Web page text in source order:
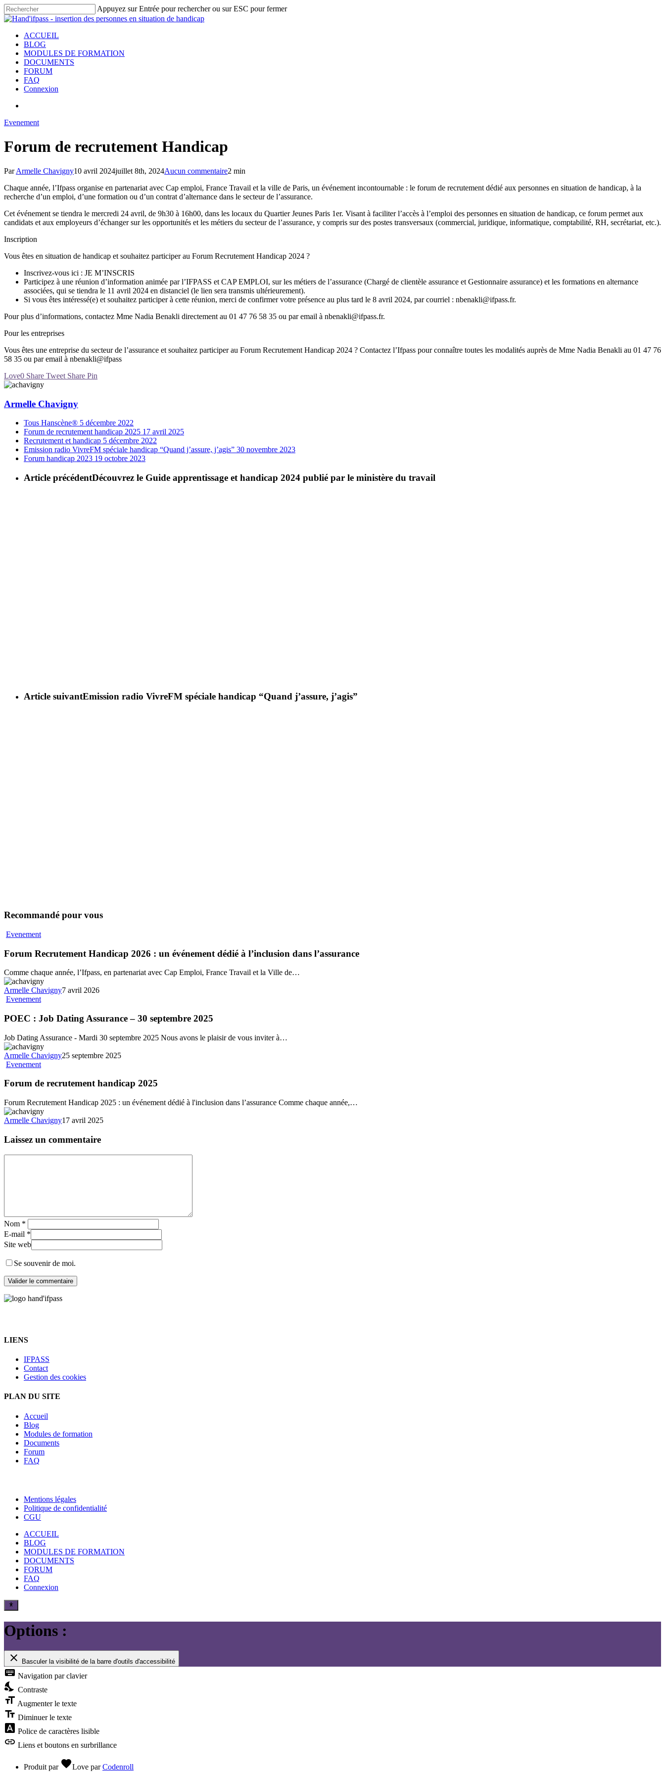
Skip
to
content
Appuyez sur Entrée pour rechercher ou sur ESC pour fermer
Fermer
rechercher
Menu
ACCUEIL
BLOG
MODULES DE FORMATION
DOCUMENTS
FORUM
FAQ
Connexion
Evenement
Forum de recrutement Handicap
Par Armelle Chavigny10 avril 2024juillet 8th, 2024Aucun commentaire2 min
Chaque année, l’Ifpass organise en partenariat avec Cap emploi, France Travail et la ville de Paris, un événement incontournable : le forum de recrutement dédié aux personnes en situation de handicap, à la
recherche d’un emploi, d’une formation ou d’un contrat d’alternance dans le secteur de l’assurance.
Cet événement se tiendra le mercredi 24 avril, de 9h30 à 16h00, dans les locaux du Quartier Jeunes Paris 1er. Visant à faciliter l’accès à l’emploi des personnes en situation de handicap, ce forum permet aux
candidats et aux employeurs d’échanger sur les opportunités et les métiers du secteur de l’assurance, y compris sur des postes transversaux (commercial, juridique, informatique, comptabilité, RH, secrétariat, etc.).
Inscription
Vous êtes en situation de handicap et souhaitez participer au Forum Recrutement Handicap 2024 ?
Inscrivez-vous ici : JE M’INSCRIS
Participez à une réunion d’information animée par l’IFPASS et CAP EMPLOI, sur les métiers de l’assurance (Chargé de clientèle assurance et Gestionnaire assurance) et les formations en alternance
associées, qui se tiendra le 11 avril 2024 en distanciel (le lien sera transmis ultérieurement).
Si vous êtes intéressé(e) et souhaitez participer à cette réunion, merci de confirmer votre présence au plus tard le 8 avril 2024, par courriel : nbenakli@ifpass.fr.
Pour plus d’informations, contactez Mme Nadia Benakli directement au 01 47 76 58 35 ou par email à nbenakli@ifpass.fr.
Pour les entreprises
Vous êtes une entreprise du secteur de l’assurance et souhaitez participer au Forum Recrutement Handicap 2024 ? Contactez l’Ifpass pour connaître toutes les modalités auprès de Mme Nadia Benakli au 01 47 76
58 35 ou par email à nbenakli@ifpass
Love0 Share Tweet Share Pin
Armelle Chavigny
Tous Hanscène® 5 décembre 2022
Forum de recrutement handicap 2025 17 avril 2025
Recrutement et handicap 5 décembre 2022
Emission radio VivreFM spéciale handicap “Quand j’assure, j’agis” 30 novembre 2023
Forum handicap 2023 19 octobre 2023
Article précédentDécouvrez le Guide apprentissage et handicap 2024 publié par le ministère du travail
Article suivantEmission radio VivreFM spéciale handicap “Quand j’assure, j’agis”
Recommandé pour vous
Evenement
Forum Recrutement Handicap 2026 : un événement dédié à l’inclusion dans l’assurance
Comme chaque année, l’Ifpass, en partenariat avec Cap Emploi, France Travail et la Ville de…
Armelle Chavigny7 avril 2026
Evenement
POEC : Job Dating Assurance – 30 septembre 2025
Job Dating Assurance - Mardi 30 septembre 2025 Nous avons le plaisir de vous inviter à…
Armelle Chavigny25 septembre 2025
Evenement
Forum de recrutement handicap 2025
Forum Recrutement Handicap 2025 : un événement dédié à l'inclusion dans l’assurance Comme chaque année,…
Armelle Chavigny17 avril 2025
Laissez un commentaire
Nom *
E-mail *
Site web
Se souvenir de moi.
LIENS
IFPASS
Contact
Gestion des cookies
PLAN DU SITE
Accueil
Blog
Modules de formation
Documents
Forum
FAQ
Mentions légales
Politique de confidentialité
CGU
FermerACCUEIL
BLOG
MODULES DE FORMATION
DOCUMENTS
FORUM
FAQ
Connexion
Options :
close Basculer la visibilité de la barre d'outils d'accessibilité
keyboard Navigation par clavier
nights_stay Contraste
format_size Augmenter le texte
text_fields Diminuer le texte
font_download Police de caractères lisible
link Liens et boutons en surbrillance
Produit par favoriteLove parCodenroll